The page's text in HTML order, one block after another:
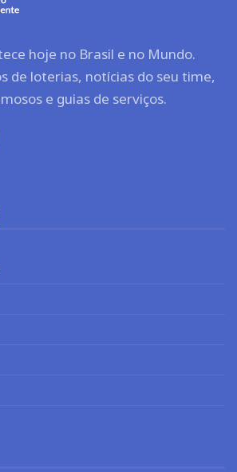
hoje no Brasil e no Mundo.
de loterias, notícias do seu time,
e guias de serviços.